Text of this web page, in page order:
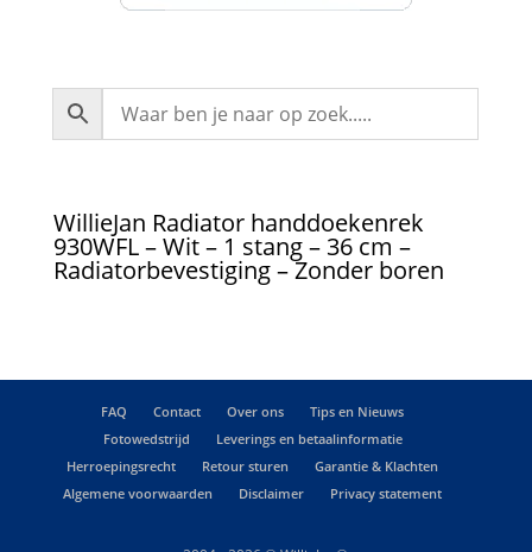
WillieJan Radiator handdoekenrek
930WFL – Wit – 1 stang – 36 cm –
Radiatorbevestiging – Zonder boren
FAQ Contact Over ons
Tips en Nieuws
Fotowedstrijd
Leverings en betaalinformatie
Herroepingsrecht
Retour sturen
Garantie & Klachten
Algemene voorwaarden
Disclaimer Privacy statement